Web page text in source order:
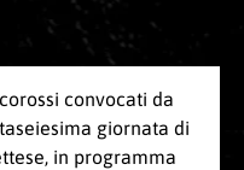
convocati da
giornata di
in programma